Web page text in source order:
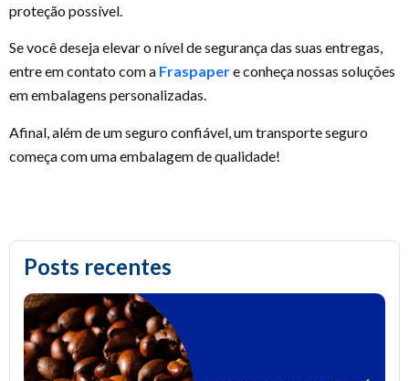
proteção possível.
Se você deseja elevar o nível de segurança das suas entregas,
entre em contato com a Fraspapere conheça nossas soluções
em embalagens personalizadas.
Afinal, além de um seguro confiável, um transporte seguro
começa com uma embalagem de qualidade!